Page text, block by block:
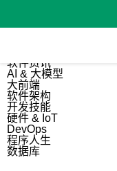
软件资讯
AI & 大模型
大前端
软件架构
开发技能
硬件 & IoT
DevOps
程序人生
数据库